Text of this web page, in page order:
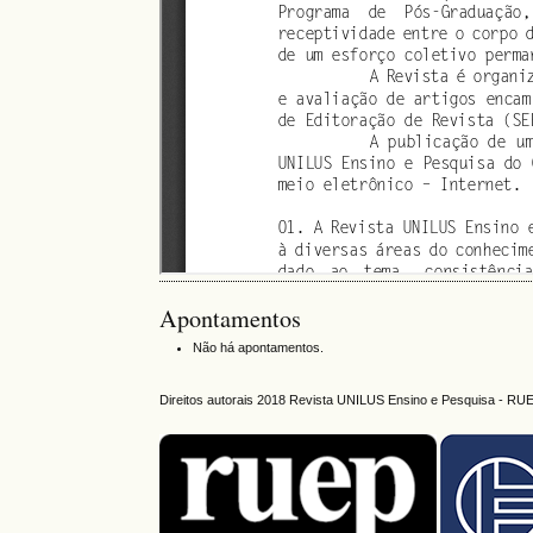
Apontamentos
Não há apontamentos.
Direitos autorais 2018 Revista UNILUS Ensino e Pesquisa -